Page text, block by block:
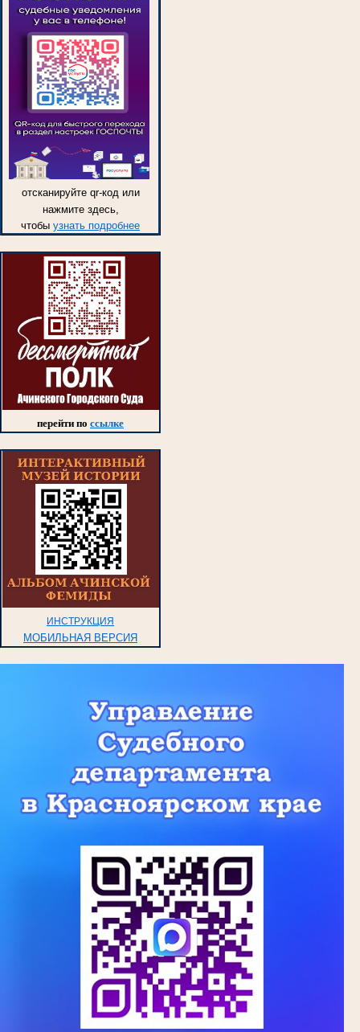
отсканируйте qr-код или
нажмите здесь,
чтобы узнать подробнее
перейти по ссылке
ИНСТРУКЦИЯ
МОБИЛЬНАЯ ВЕРСИЯ